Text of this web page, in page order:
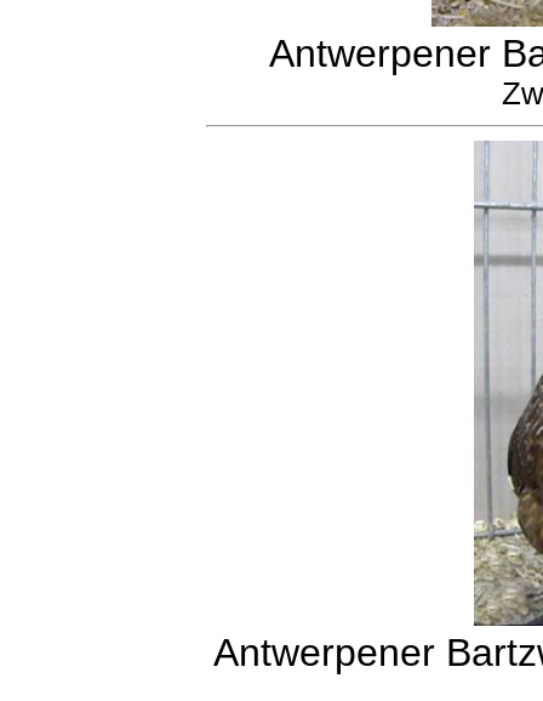
Antwerpener
Antwerpener